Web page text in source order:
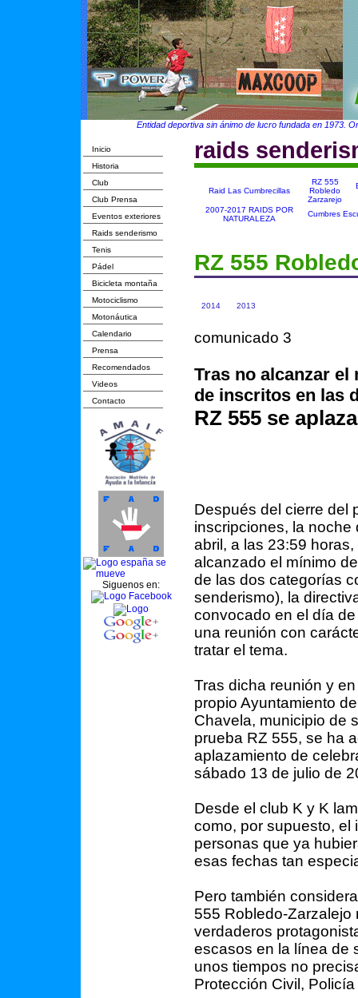
Entidad deportiva sin ánimo de lucro fundada en 1973.
Inicio
Historia
Club
Club Prensa
Eventos exteriores
Raids senderismo
Tenis
Pádel
Bicicleta montaña
Motociclismo
Motonáutica
Calendario
Prensa
Recomendados
Videos
Contacto
Siguenos en:
raids
Raid Las Cumbrecillas
RZ 555
Robledo
Zarzarejo
2007-2017 RAIDS POR
NATURALEZA
Cumbres
RZ 555
2014 2013
comunicado 3
Tras no alcanzar el
de inscritos en las
RZ 555 se
Después del cierre del
inscripciones, la noche
abril, a las 23:59
alcanzado el mínimo
de las dos categorías
senderismo), la
convocado en el día
una reunión con
tratar el tema.
Tras dicha reunión y
propio Ayuntamiento
Chavela, municipio de
prueba RZ 555, se ha
aplazamiento de
sábado 13 de julio de
Desde el club K y K
como, por supuesto,
personas que ya
esas fechas tan
Pero también
555 Robledo-
verdaderos
escasos en la línea de
unos tiempos no
Protección Civil,